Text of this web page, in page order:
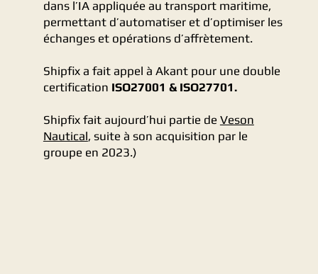
dans l’IA appliquée au transport maritime,
permettant d’automatiser et d’optimiser les
échanges et opérations d’affrètement.
Shipfix a fait appel à Akant pour une double
certification ISO27001 & ISO27701.
Shipfix fait aujourd’hui partie de Veson
Nautical, suite à son acquisition par le
groupe en 2023.)